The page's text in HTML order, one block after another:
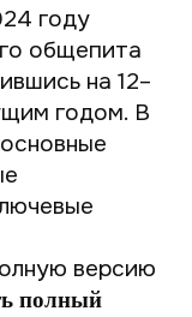
году
общепита
на 12–
годом. В
версию
полный